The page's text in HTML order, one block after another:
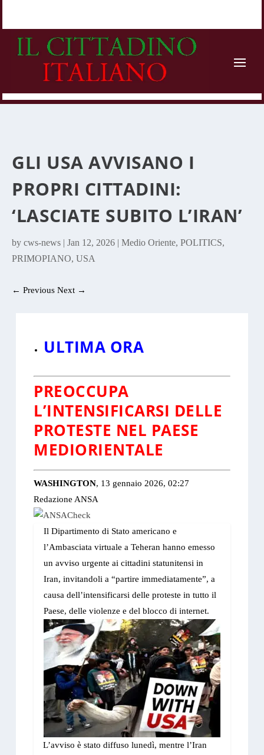
GLI USA AVVISANO I
PROPRI CITTADINI:
‘LASCIATE SUBITO L’IRAN’
bycws-news |Jan 12, 2026 |Medio Oriente,POLITICS,
PRIMOPIANO,USA
←Previous Next →
ULTIMA ORA
PREOCCUPA
L’INTENSIFICARSI DELLE
PROTESTE NEL PAESE
MEDIORIENTALE
WASHINGTON, 13 gennaio 2026, 02:27
Redazione ANSA
Il Dipartimento di Stato americano e
l’Ambasciata virtuale a Teheran hanno emesso
un avviso urgente ai cittadini statunitensi in
Iran, invitandoli a “partire immediatamente”, a
causa dell’intensificarsi delle proteste in tutto il
Paese, delle violenze e del blocco di internet.
L’avviso è stato diffuso lunedì, mentre l’Iran